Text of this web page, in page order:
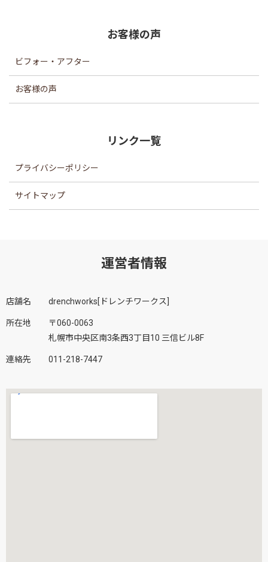
お客様の声
ビフォー・アフター
お客様の声
リンク一覧
プライバシーポリシー
サイトマップ
運営者情報
店舗名 drenchworks[ドレンチワークス]
所在地
〒060-0063
札幌市中央区南3条西3丁目10 三信ビル8F
連絡先 011-218-7447